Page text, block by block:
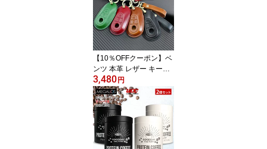
ラヂカラベスト 腰楽ベス
ト コンプレッション 姿
勢ベルト スポーツ スキ
ー 農作業 腰痛）【送料
無料】【：299】
【10％OFFクーポン】ベ
ンツ 本革 レザー キーケ
ース カラビナ付き 全4色
（ベンツ 高級 キーケー
ス スマートキーケース
レザー 本革 牛革 ハンド
メイド 職人手作り 専用
設計 ぴったりフィット
カラビナ付き）【メール
3,480 円